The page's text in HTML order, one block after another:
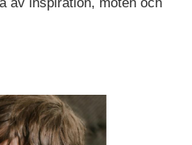
av inspiration, möten och